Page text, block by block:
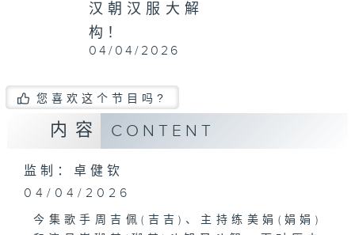
汉朝汉服大解
构！
04/04/2026
您喜欢这个节目吗?
内容 CONTENT
监制：卓健钦
04/04/2026
今集歌手周吉佩(吉吉)、主持练美娟(娟娟)